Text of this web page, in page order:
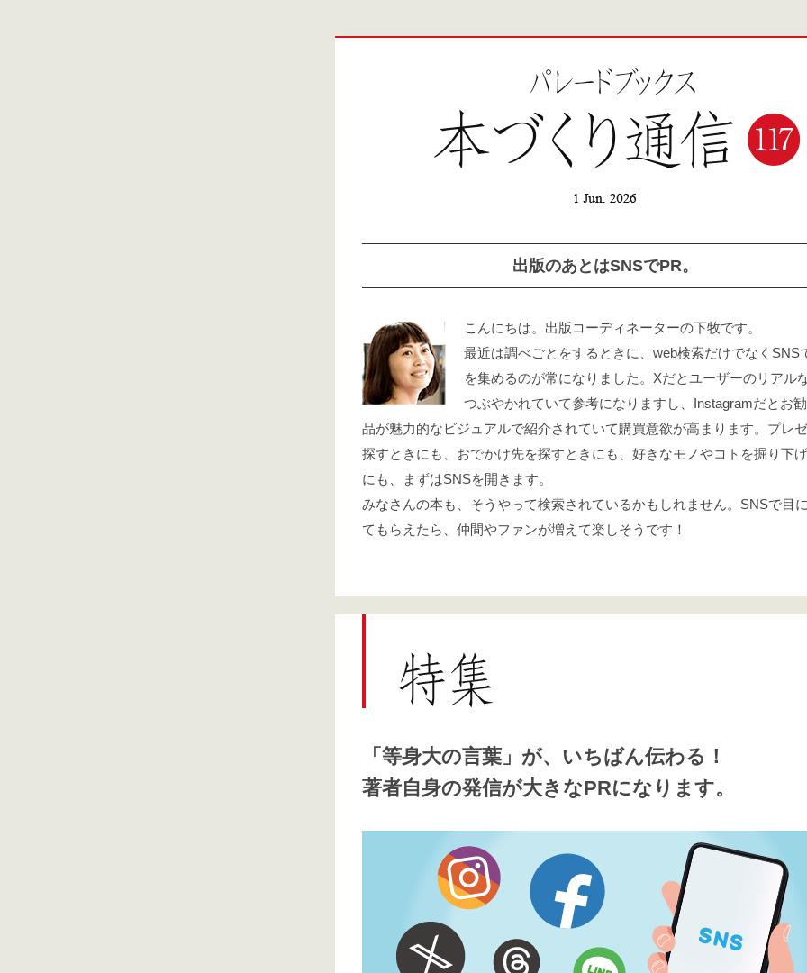
出版のあとはSNSでPR。
こんにちは。出版コーディネーターの下牧です。
最近は調べごとをするときに、web検索だけでなくSNS
を集めるのが常になりました。Xだとユーザーのリアル
つぶやかれていて参考になりますし、Instagramだとお
品が魅力的なビジュアルで紹介されていて購買意欲が高まります。プレ
探すときにも、おでかけ先を探すときにも、好きなモノやコトを掘り下
にも、まずはSNSを開きます。
みなさんの本も、そうやって検索されているかもしれません。SNSで目
てもらえたら、仲間やファンが増えて楽しそうです！
「等身大の言葉」が、いちばん伝わる！
著者自身の発信が大きなPRになります。